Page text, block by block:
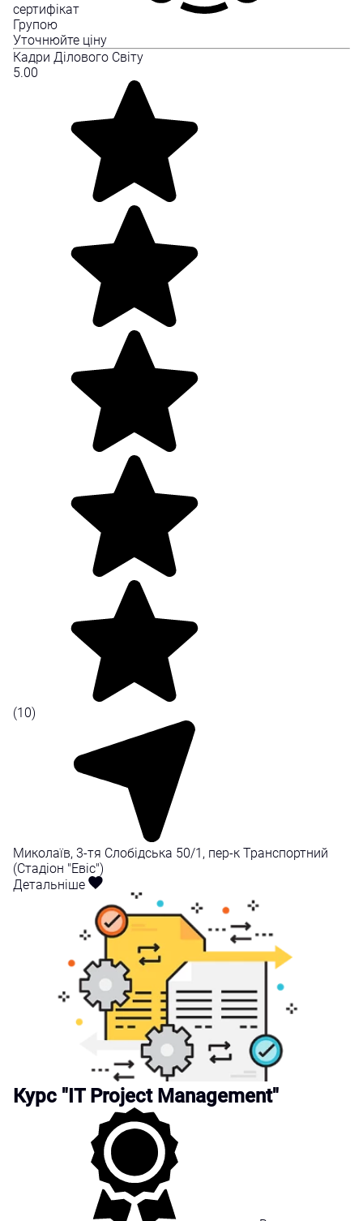
сертифікат
Групою
Уточнюйте ціну
Кадри Ділового Світу
5.00
(10)
Миколаїв, 3-тя Слобідська 50/1, пер-к Транспортний
(Стадіон "Евіс")
Детальніше
Курс "IT Project Management"